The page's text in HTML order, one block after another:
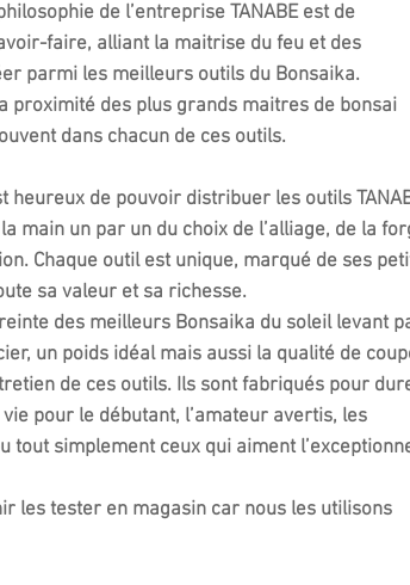
de l’entreprise TANABE est de
faire, alliant la maitrise du feu et des
parmi les meilleurs outils du Bonsaika.
proximité des plus grands maitres de bonsai
dans chacun de ces outils.
heureux de pouvoir distribuer les outils
main un par un du choix de l’alliage, de la
Chaque outil est unique, marqué de ses
sa valeur et sa richesse.
des meilleurs Bonsaika du soleil levant
un poids idéal mais aussi la qualité de
de ces outils. Ils sont fabriqués pour
pour le débutant, l’amateur avertis, les
tout simplement ceux qui aiment
les tester en magasin car nous les utilisons